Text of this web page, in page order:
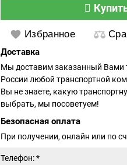
Избранное
Доставка
Мы доставим заказанный Вами
России любой транспортной
Вы не знаете, какую
выбрать, мы посоветуем!
Безопасная оплата
При получении, онлайн или по
Телефон: *